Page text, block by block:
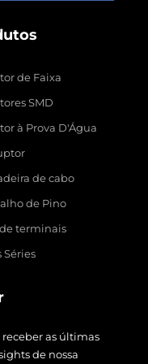
de Faixa
SMD
à Prova D'Água
de cabo
de Pino
terminais
Séries
as últimas
de nossa